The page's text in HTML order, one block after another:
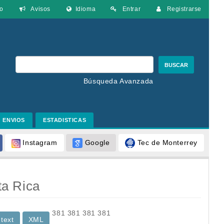
Entrar Registrarse
Avisos Idioma
BUSCAR
Búsqueda Avanzada
ENVIOS ESTADISTICAS
Instagram Google Tec de Monterrey
Rica
381 381381381
XML